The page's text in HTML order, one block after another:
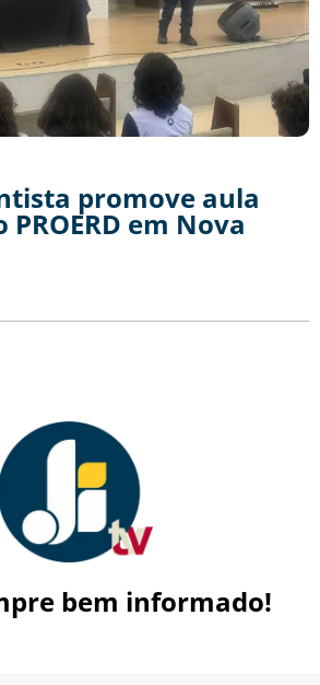
promove aula
em Nova
bem informado!